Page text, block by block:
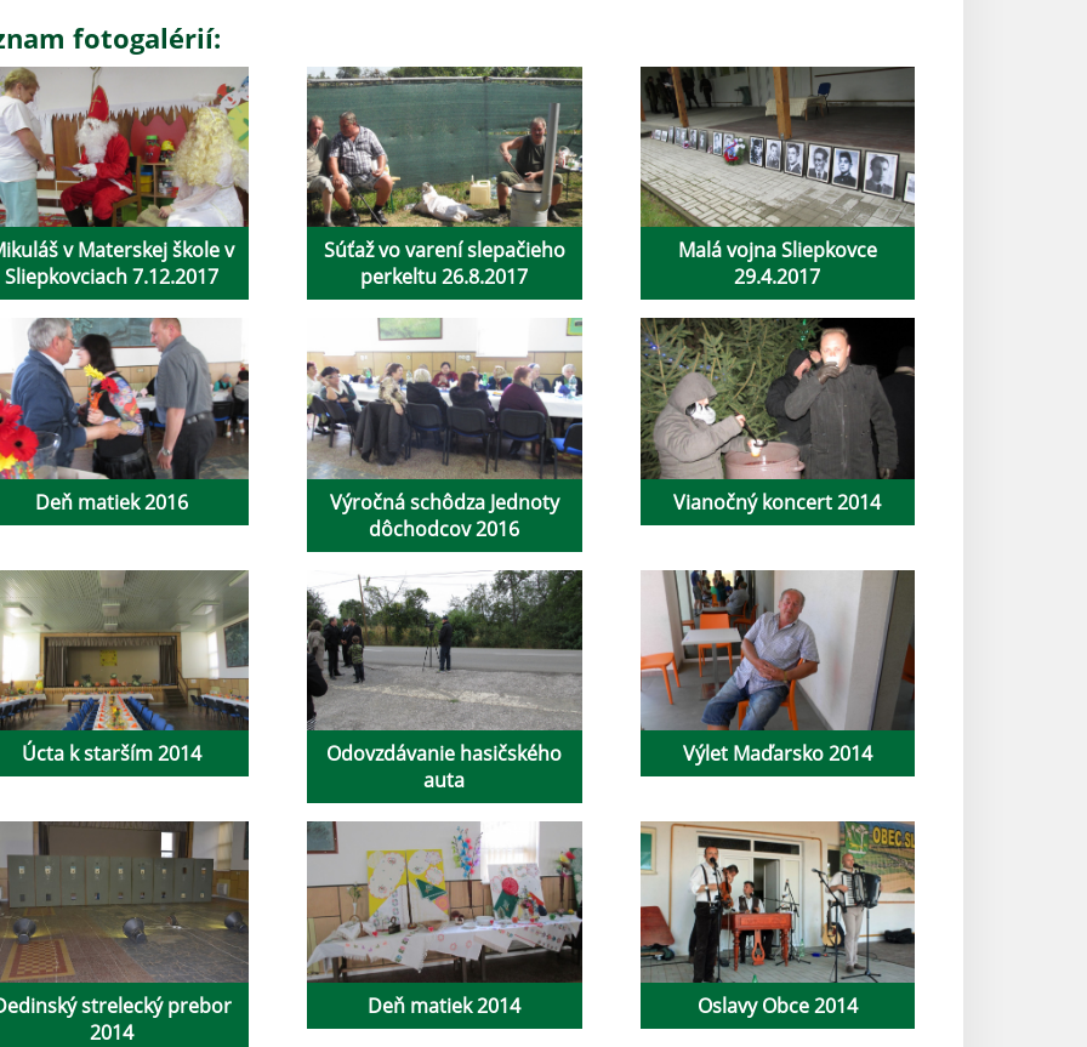
fotogalérií:
v Materskej škole v
Sliepkovciach 7.12.2017
Súťaž vo varení slepačieho
perkeltu 26.8.2017
Malá vojna Sliepkovce
29.4.2017
Deň matiek 2016
Výročná schôdza Jednoty
dôchodcov 2016
Vianočný koncert 2014
Úcta k starším 2014
Odovzdávanie hasičského
auta
Výlet Maďarsko 2014
strelecký prebor
2014
Deň matiek 2014 Oslavy Obce 2014